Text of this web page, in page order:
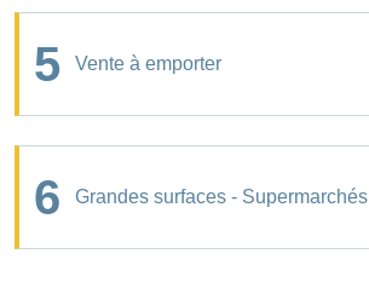
5 Vente à emporter
6 Grandes surfaces - Supermarchés